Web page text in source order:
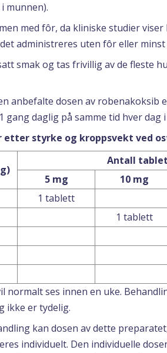
munnen).
med fôr, da kliniske studier
administreres uten fôr eller
smak og tas frivillig av de fleste
anbefalte dosen av robenakoksib
gang daglig på samme tid hver
styrke og kroppsvekt ved
Antall
5 mg
10 mg
1 tablett
1 tablett
normalt ses innen en uke.
ikke er tydelig.
kan dosen av dette
individuelt. Den individuelle